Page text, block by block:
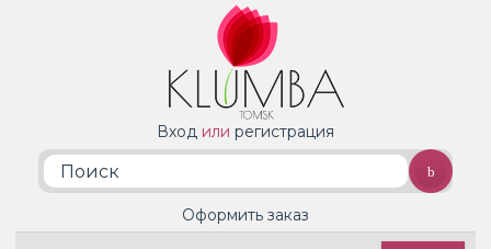
Вход или регистрация
Оформить заказ